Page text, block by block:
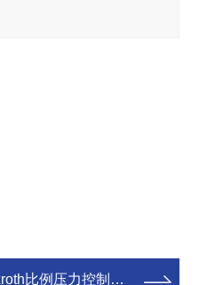
控制阀，力士乐热卖